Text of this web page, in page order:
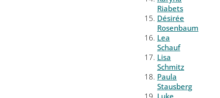
Riabets
Désirée
Rosenbaum
Lea
Schauf
Lisa
Schmitz
Paula
Stausberg
Luke